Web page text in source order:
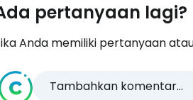
pertanyaan lagi?
Anda memiliki pertanyaan
Tambahkan komentar...